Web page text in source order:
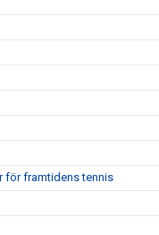
för framtidens tennis